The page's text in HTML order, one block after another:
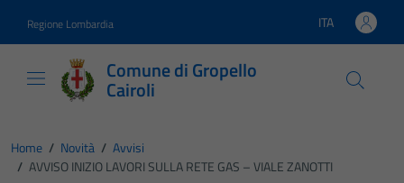
Regione Lombardia Lingua attiva:
ITA
Comune di Gropello
Cairoli
Home / Novità / Avvisi
/ AVVISO INIZIO LAVORI SULLA RETE GAS – VIALE ZANOTTI